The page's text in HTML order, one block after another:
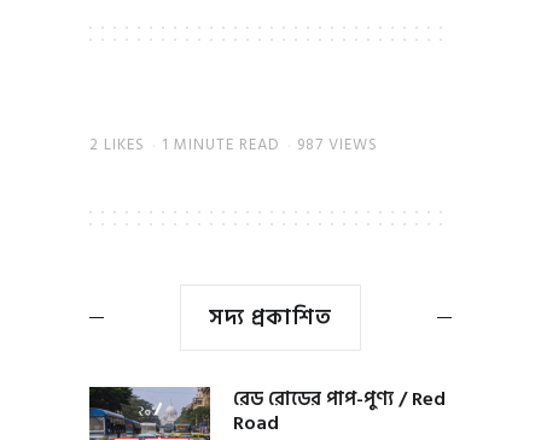
2 LIKES 1 MINUTE READ 987 VIEWS
সদ্য প্রকাশিত
রেড রোডের পাপ-পুণ্য / Red
Road